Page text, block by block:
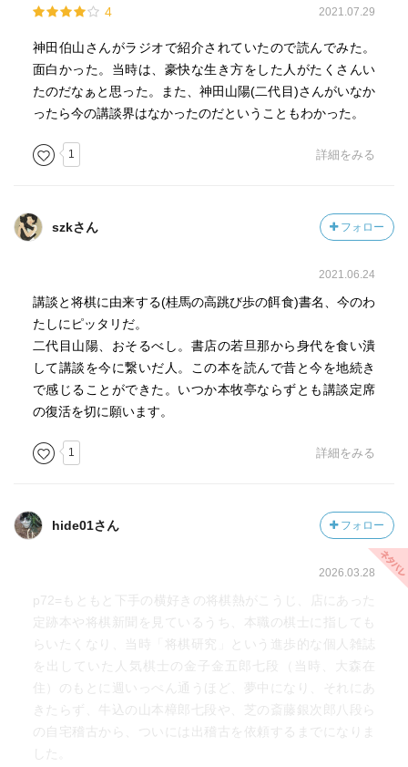
4 2021.07.29
神田伯山さんがラジオで紹介されていたので読んでみた。
面白かった。当時は、豪快な生き方をした人がたくさんい
たのだなぁと思った。また、神田山陽(二代目)さんがいなか
ったら今の講談界はなかったのだということもわかった。
1 詳細をみる
szkさん フォロー
2021.06.24
講談と将棋に由来する(桂馬の高跳び歩の餌食)書名、今のわ
たしにピッタリだ。
二代目山陽、おそるべし。書店の若旦那から身代を食い潰
して講談を今に繋いだ人。この本を読んで昔と今を地続き
で感じることができた。いつか本牧亭ならずとも講談定席
の復活を切に願います。
1 詳細をみる
hide01さん フォロー
2026.03.28
p72=もともと下手の横好きの将棋熱がこうじ、店にあった
定跡本や将棋新聞を見ているうち、本職の棋士に指しても
らいたくなり、当時「将棋研究」という進歩的な個人雑誌
を出していた人気棋士の金子金五郎七段（当時、大森在
住）のもとに週いっぺん通うほど、夢中になり、それにあ
きたらず、牛込の山本樟郎七段や、芝の斎藤銀次郎八段ら
の自宅稽古から、ついには出稽古を依頼するまでになりま
した。